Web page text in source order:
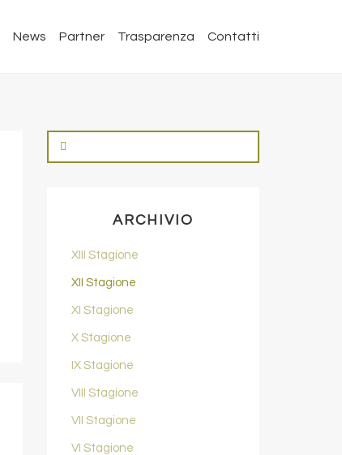
News Partner Trasparenza Contatti
ARCHIVIO
XIII Stagione
XII Stagione
XI Stagione
X Stagione
IX Stagione
VIII Stagione
VII Stagione
VI Stagione